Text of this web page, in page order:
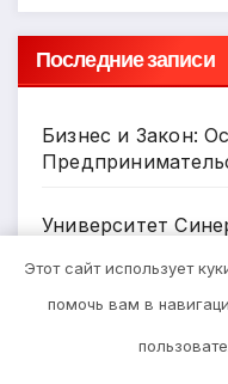
Последние записи
Бизнес и Закон:
Университет
Автозапчасти:
значение для
Этот сайт использует
помочь вам в